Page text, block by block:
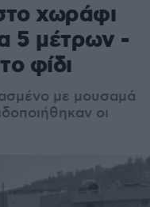
χωράφι
5 μέτρων -
φίδι
με μουσαμά
ιδοποιήθηκαν οι